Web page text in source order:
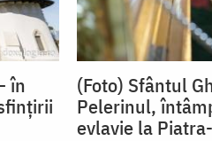
în
(Foto) Sfântul
Pelerinul,
evlavie la